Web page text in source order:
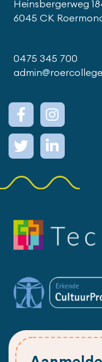
Heinsbergerweg
6045 CK
0475 345 700